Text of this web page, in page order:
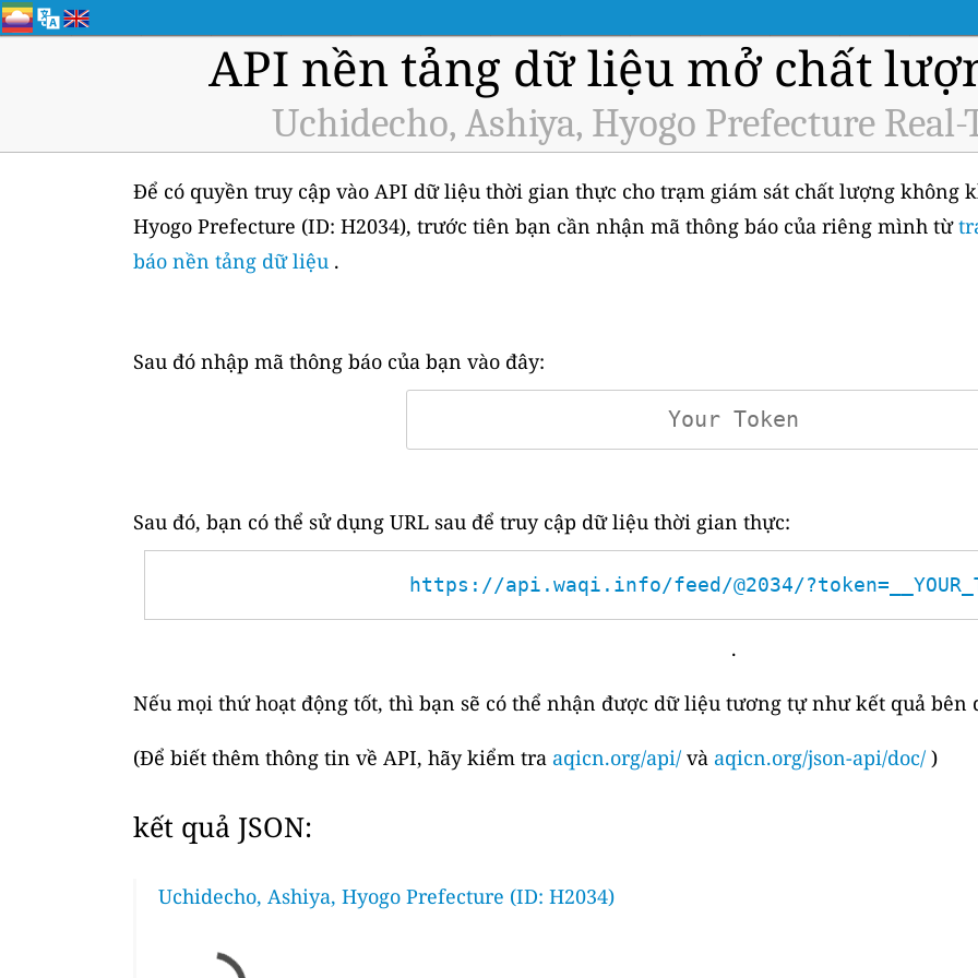
API nền tảng dữ liệu mở chất
Uchidecho, Ashiya, Hyogo Prefecture
Để có quyền truy cập vào API dữ liệu thời gian thực cho trạm giám sát chất lượng không
Hyogo Prefecture (ID: H2034), trước tiên bạn cần nhận mã thông báo của riêng mình từ
báo nền tảng dữ liệu .
Sau đó nhập mã thông báo của bạn vào đây:
Sau đó, bạn có thể sử dụng URL sau để truy cập dữ liệu thời gian thực:
https://api.waqi.info/feed/@2034/
.
Nếu mọi thứ hoạt động tốt, thì bạn sẽ có thể nhận được dữ liệu tương tự như kết quả bên
(Để biết thêm thông tin về API, hãy kiểm tra aqicn.org/api/ và aqicn.org/json-api/doc/ )
kết quả JSON:
Uchidecho, Ashiya, Hyogo Prefecture (ID: H2034)